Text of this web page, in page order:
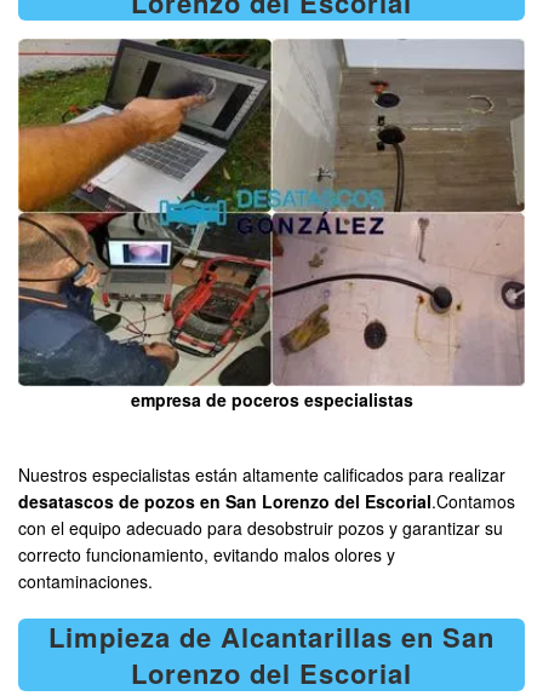
empresa de poceros especialistas
Nuestros especialistas están altamente calificados para realizar
desatascos de pozos en San Lorenzo del Escorial.Contamos
con el equipo adecuado para desobstruir pozos y garantizar su
correcto funcionamiento, evitando malos olores y
contaminaciones.
Limpieza de Alcantarillas en San
Lorenzo del Escorial